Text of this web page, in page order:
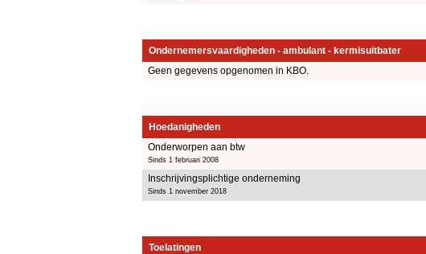
Ondernemersvaardigheden - ambulant - kermisuitbater
Geen gegevens opgenomen in KBO.
Hoedanigheden
Onderworpen aan btw
Sinds 1 februari 2008
Inschrijvingsplichtige onderneming
Sinds 1 november 2018
Toelatingen